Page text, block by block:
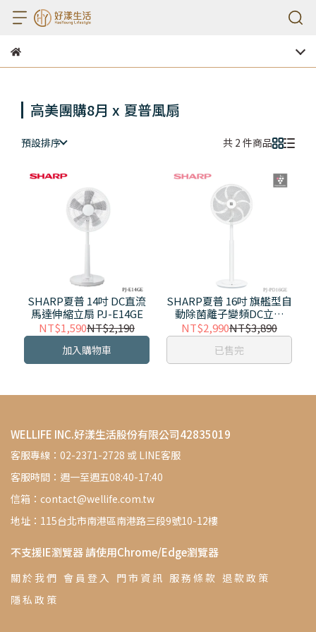
高美團購8月 x 夏普風扇
預設排序 共 2 件商品
SHARP夏普 14吋 DC直流
馬達伸縮立扇 PJ-E14GE
NT$1,590NT$2,190
加入購物車
SHARP夏普 16吋 旗艦型自
動除菌離子變頻DC立扇
PJ-PD16GE
NT$2,990NT$3,890
已售完
WELLIFE INC.好漾生活股份有限公司42835019
客服專線：02-2371-2728 或 LINE客服
客服時間：週一至週五08:40-17:40
信箱：contact@wellife.com.tw
地址：115台北市南港區南港路三段9號10-12樓
不支援IE瀏覽器 請使用Chrome/Edge瀏覽器
關 於 我 們 會 員 登 入 門 市 資 訊 服 務 條 款 退 款 政 策
隱 私 政 策